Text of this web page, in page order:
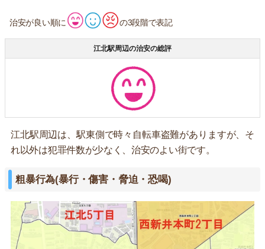
治安が良い順に の3段階で表記
江北駅周辺の治安の総評
江北駅周辺は、駅東側で時々自転車盗難がありますが、そ
れ以外は犯罪件数が少なく、治安のよい街です。
粗暴行為(暴行・傷害・脅迫・恐喝)